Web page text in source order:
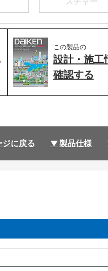
この製品の
設計・施工
確認する
に戻る 製品仕様